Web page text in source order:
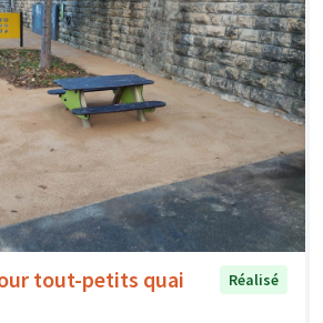
tout-petits quai
Réalisé